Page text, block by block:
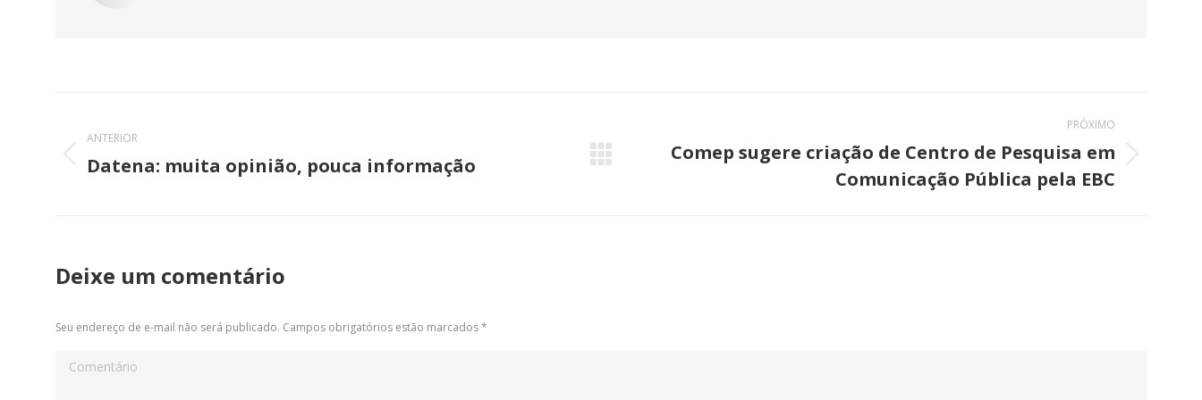
deANTERIOR
Post
Datena: muita opinião, pouca informação
PRÓXIMO
Comep sugere criação de Centro de Pesquisa em
Comunicação Pública pela EBC
Deixe um comentário
Seu endereço de e-mail não será publicado. Campos obrigatórios estão marcados*
Comentário